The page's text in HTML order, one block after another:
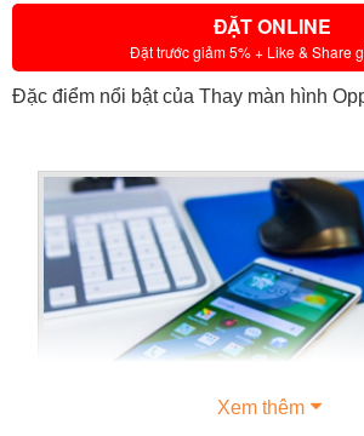
ĐẶT ONLINE
Đặt trước giảm 5% + Like & Share
Đặc điểm nổi bật của Thay màn hình
Xem thêm